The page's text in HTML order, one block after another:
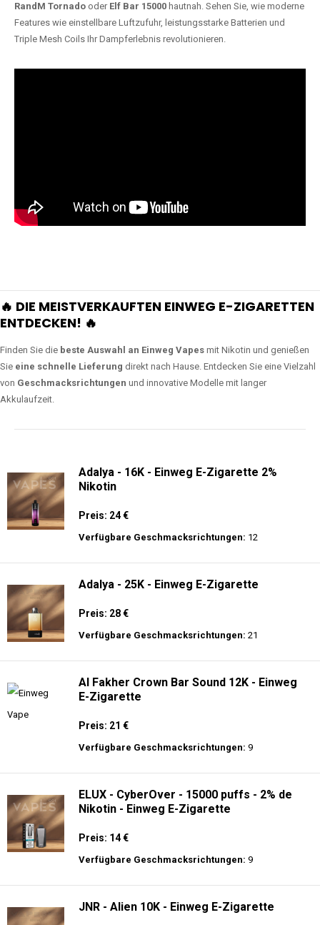
RandM Tornado oder Elf Bar 15000 hautnah. Sehen Sie, wie moderne
Features wie einstellbare Luftzufuhr, leistungsstarke Batterien und
Triple Mesh Coils Ihr Dampferlebnis revolutionieren.
🔥 DIE MEISTVERKAUFTEN EINWEG E-ZIGARETTEN
ENTDECKEN! 🔥
Finden Sie die beste Auswahl an Einweg Vapes mit Nikotin und genießen
Sie eine schnelle Lieferung direkt nach Hause. Entdecken Sie eine Vielzahl
von Geschmacksrichtungen und innovative Modelle mit langer
Akkulaufzeit.
Adalya - 16K - Einweg E-Zigarette 2%
Nikotin
Preis: 24 €
Verfügbare Geschmacksrichtungen: 12
Adalya - 25K - Einweg E-Zigarette
Preis: 28 €
Verfügbare Geschmacksrichtungen: 21
Al Fakher Crown Bar Sound 12K - Einweg
E-Zigarette
Preis: 21 €
Verfügbare Geschmacksrichtungen: 9
ELUX - CyberOver - 15000 puffs - 2% de
Nikotin - Einweg E-Zigarette
Preis: 14 €
Verfügbare Geschmacksrichtungen: 9
JNR - Alien 10K - Einweg E-Zigarette